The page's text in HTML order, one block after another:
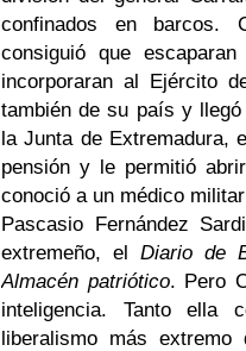
confinados en barcos.
consiguió que
incorporaran al Ejército
también de su país y
la Junta de Extremadura,
pensión y le permitió
conoció a un médico
Pascasio Fernández
extremeño, el Diario de
Almacén patriótico. Pero
inteligencia. Tanto ella
liberalismo más